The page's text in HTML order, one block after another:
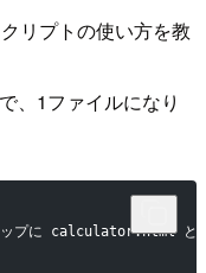
リプトの使い方を教
、1ファイルになり
ップに calculator.html と